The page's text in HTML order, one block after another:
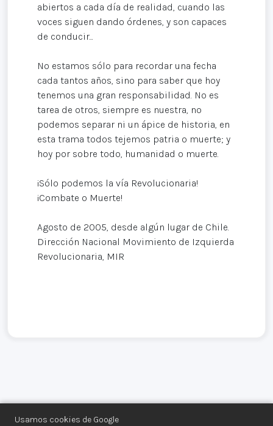
Usamos cookies de Google
abiertos a cada día de realidad, cuando las
voces siguen dando órdenes, y son capaces
de conducir...
No estamos sólo para recordar una fecha
cada tantos años, sino para saber que hoy
tenemos una gran responsabilidad. No es
tarea de otros, siempre es nuestra, no
podemos separar ni un ápice de historia, en
esta trama todos tejemos patria o muerte; y
hoy por sobre todo, humanidad o muerte.
¡Sólo podemos la vía Revolucionaria!
¡Combate o Muerte!
Agosto de 2005, desde algún lugar de Chile.
Dirección Nacional Movimiento de Izquierda
Revolucionaria, MIR